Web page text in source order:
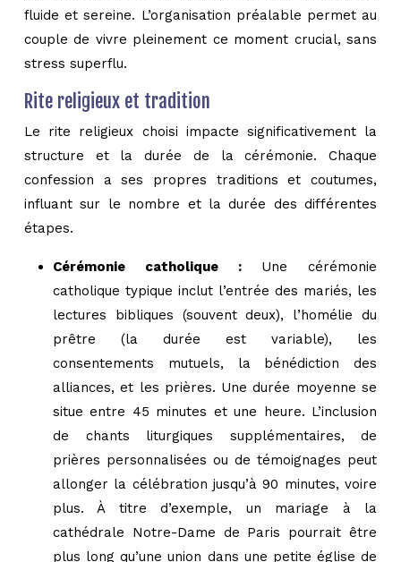
fluide et sereine. L’organisation préalable permet au
couple de vivre pleinement ce moment crucial, sans
stress superflu.
Rite religieux et tradition
Le rite religieux choisi impacte significativement la
structure et la durée de la cérémonie. Chaque
confession a ses propres traditions et coutumes,
influant sur le nombre et la durée des différentes
étapes.
Cérémonie catholique : Une cérémonie
catholique typique inclut l’entrée des mariés, les
lectures bibliques (souvent deux), l’homélie du
prêtre (la durée est variable), les
consentements mutuels, la bénédiction des
alliances, et les prières. Une durée moyenne se
situe entre 45 minutes et une heure. L’inclusion
de chants liturgiques supplémentaires, de
prières personnalisées ou de témoignages peut
allonger la célébration jusqu’à 90 minutes, voire
plus. À titre d’exemple, un mariage à la
cathédrale Notre-Dame de Paris pourrait être
plus long qu’une union dans une petite église de